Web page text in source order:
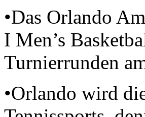
•Das Orlando
I Men’s
Turnierrunden
•Orlando wird